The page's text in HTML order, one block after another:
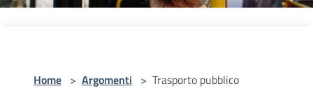
Home > Argomenti > Trasporto pubblico